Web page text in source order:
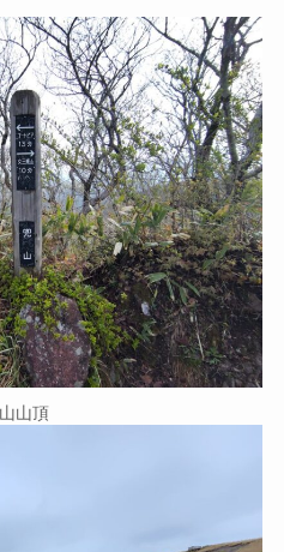
山頂